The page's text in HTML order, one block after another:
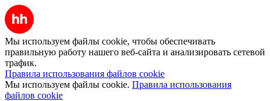
Мы используем файлы cookie, чтобы обеспечивать
правильную работу нашего веб-сайта и анализировать сетевой
трафик.
Правила использования файлов cookie
Мы используем файлы cookie. Правила использования
файлов cookie